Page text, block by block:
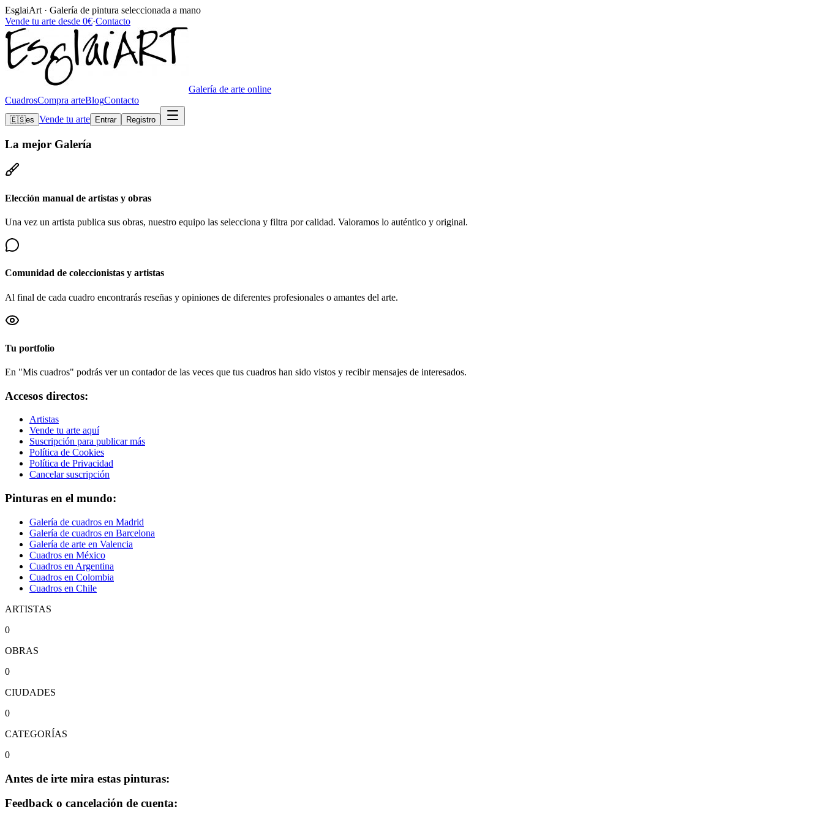
EsglaiArt · Galería de pintura seleccionada a mano
Vende tu arte desde 0€·Contacto
Galería de arte online
CuadrosCompra arteBlogContacto
🇪🇸es Vende tu arte Entrar Registro
La mejor Galería
Elección manual de artistas y obras
Una vez un artista publica sus obras, nuestro equipo las selecciona y filtra por calidad. Valoramos lo auténtico y original.
Comunidad de coleccionistas y artistas
Al final de cada cuadro encontrarás reseñas y opiniones de diferentes profesionales o amantes del arte.
Tu portfolio
En "Mis cuadros" podrás ver un contador de las veces que tus cuadros han sido vistos y recibir mensajes de interesados.
Accesos directos:
Artistas
Vende tu arte aquí
Suscripción para publicar más
Política de Cookies
Política de Privacidad
Cancelar suscripción
Pinturas en el mundo:
Galería de cuadros en Madrid
Galería de cuadros en Barcelona
Galería de arte en Valencia
Cuadros en México
Cuadros en Argentina
Cuadros en Colombia
Cuadros en Chile
ARTISTAS
0
OBRAS
0
CIUDADES
0
CATEGORÍAS
0
Antes de irte mira estas pinturas:
Feedback o cancelación de cuenta: